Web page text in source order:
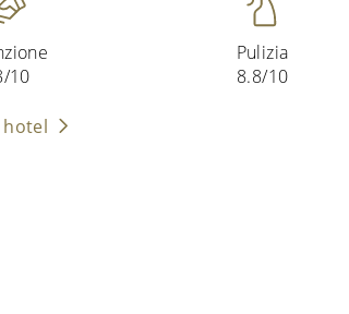
10
Pulizia
8.8/10
hotel